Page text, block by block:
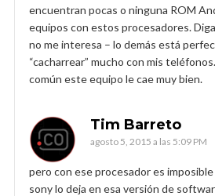
encuentran pocas o ninguna ROM
equipos con estos procesadores.
no me interesa – lo demás está
“cacharrear” mucho con mis
común este equipo le cae muy bien.
Tim Barreto
agosto 5, 2015 a las 5:09 PM
pero con ese procesador es imposible
sony lo deja en esa versión de